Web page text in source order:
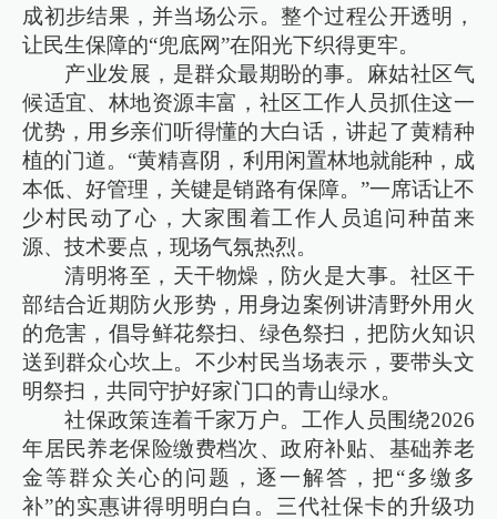
成初步结果，并当场公示。整个过程公开透明，
让民生保障的“兜底网”在阳光下织得更牢。
产业发展，是群众最期盼的事。麻姑社区气
候适宜、林地资源丰富，社区工作人员抓住这一
优势，用乡亲们听得懂的大白话，讲起了黄精种
植的门道。“黄精喜阴，利用闲置林地就能种，成
本低、好管理，关键是销路有保障。”一席话让不
少村民动了心，大家围着工作人员追问种苗来
源、技术要点，现场气氛热烈。
清明将至，天干物燥，防火是大事。社区干
部结合近期防火形势，用身边案例讲清野外用火
的危害，倡导鲜花祭扫、绿色祭扫，把防火知识
送到群众心坎上。不少村民当场表示，要带头文
明祭扫，共同守护好家门口的青山绿水。
社保政策连着千家万户。工作人员围绕2026
年居民养老保险缴费档次、政府补贴、基础养老
金等群众关心的问题，逐一解答，把“多缴多
补”的实惠讲得明明白白。三代社保卡的升级功